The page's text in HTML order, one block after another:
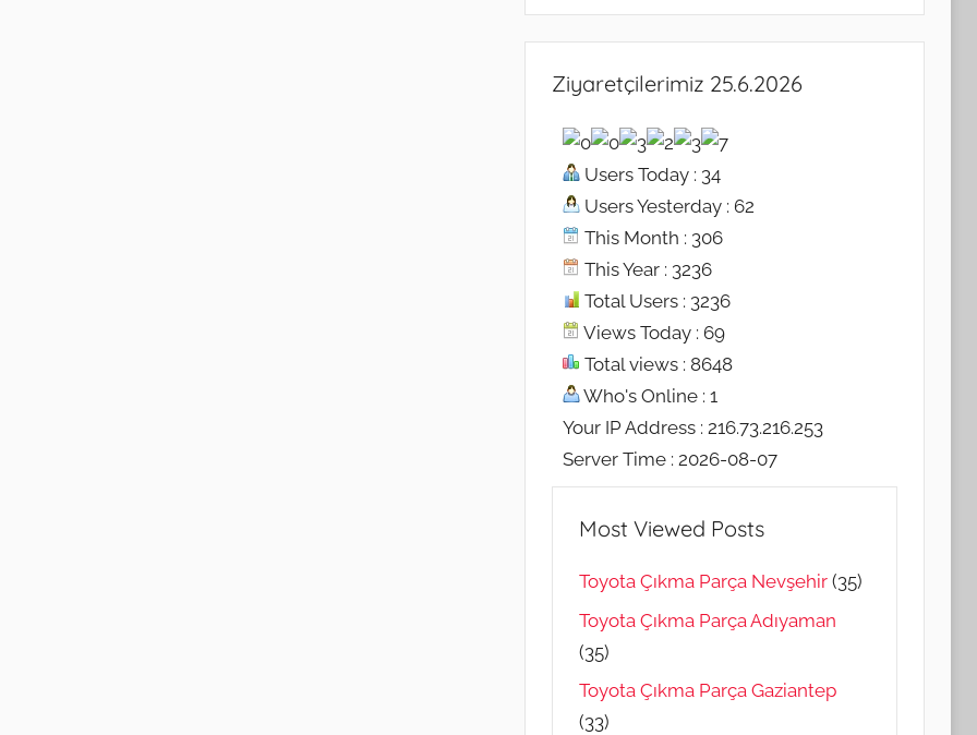
Ziyaretçilerimiz 25.6.2026
Users Today : 34
Users Yesterday : 62
This Month : 306
This Year : 3236
Total Users : 3236
Views Today : 69
Total views : 8648
Who's Online : 1
Your IP Address : 216.73.216.253
Server Time : 2026-08-07
Most Viewed Posts
Toyota Çıkma Parça Nevşehir (35)
Toyota Çıkma Parça Adıyaman
(35)
Toyota Çıkma Parça Gaziantep
(33)